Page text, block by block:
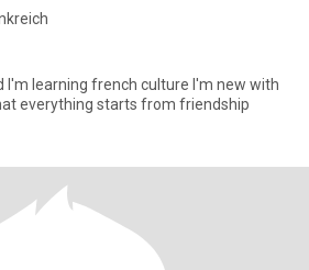
I'm learning french culture I'm new with
everything starts from friendship